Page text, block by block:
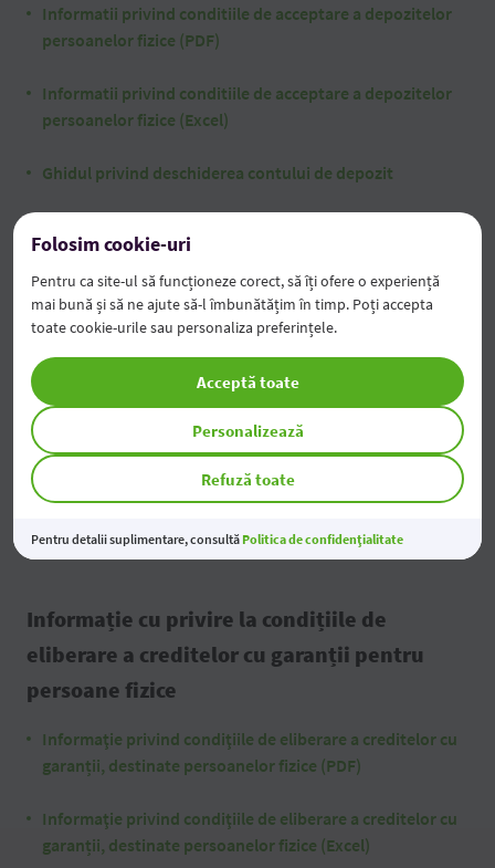
Informatii privind conditiile de acceptare a depozitelor
persoanelor fizice (PDF)
Informatii privind conditiile de acceptare a depozitelor
persoanelor fizice (Excel)
Ghidul privind deschiderea contului de depozit
Informație cu privire la condițiile de
eliberare a creditelor fără garanții pentru
persoane fizice
Informaţie privind condiţiile de eliberare a creditelor
fără garanții, destinate persoanelor fizice (PDF)
Informaţie privind condiţiile de eliberare a creditelor
fără garanții, destinate persoanelor fizice (Excel)
Informație cu privire la condițiile de
eliberare a creditelor cu garanții pentru
persoane fizice
Informaţie privind condiţiile de eliberare a creditelor cu
garanții, destinate persoanelor fizice (PDF)
Informaţie privind condiţiile de eliberare a creditelor cu
garanții, destinate persoanelor fizice (Excel)
Folosim cookie-uri
Pentru ca site-ul să funcționeze corect, să îți ofere o experiență
mai bună și să ne ajute să-l îmbunătățim în timp. Poți accepta
toate cookie-urile sau personaliza preferințele.
Refuză toate
Personalizează
Acceptă toate
Pentru detalii suplimentare, consultă Politica de confidențialitate